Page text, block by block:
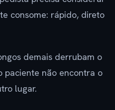
consome: rápido, direto
demais derrubam o
paciente não encontra o
lugar.